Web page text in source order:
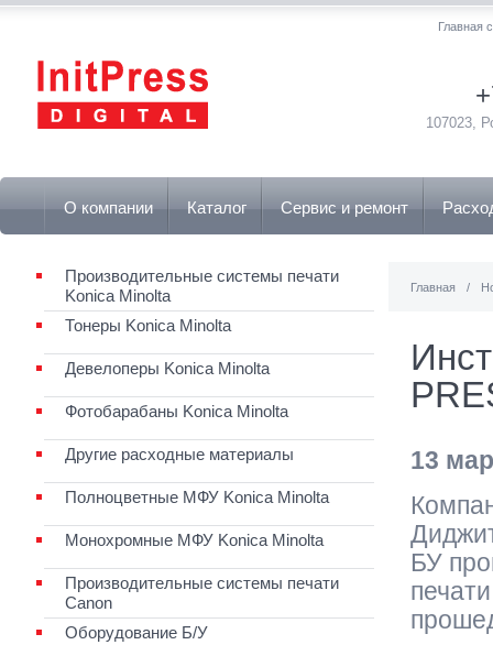
Главная
107023,
О компании Каталог Сервис и ремонт
Главная /
13
БУ
Производительные системы печати
Konica Minolta
Тонеры Konica Minolta
Девелоперы Konica Minolta
Фотобарабаны Konica Minolta
Другие расходные материалы
Полноцветные МФУ Konica Minolta
Монохромные МФУ Konica Minolta
Производительные системы печати
Canon
Оборудование Б/У